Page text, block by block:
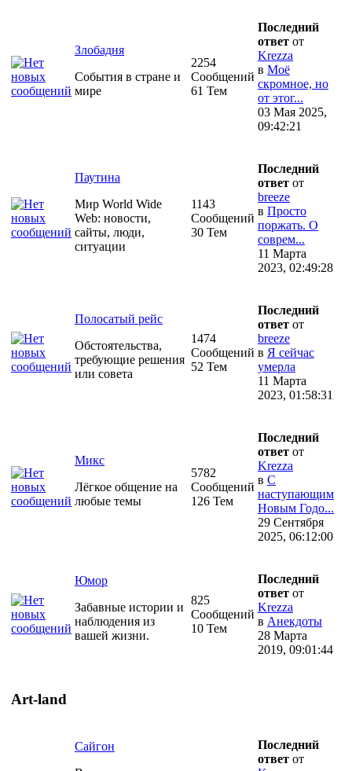
Злобадня
События в стране и
мире
2254
Сообщений
61 Тем
Последний
ответ от
Krezza
в Моё
скромное, но
от этог...
03 Мая 2025,
09:42:21
Паутина
Мир World Wide
Web: новости,
сайты, люди,
ситуации
1143
Сообщений
30 Тем
Последний
ответ от
breeze
в Просто
поржать. О
соврем...
11 Марта
2023, 02:49:28
Полосатый рейс
Обстоятельства,
требующие решения
или совета
1474
Сообщений
52 Тем
Последний
ответ от
breeze
в Я сейчас
умерла
11 Марта
2023, 01:58:31
Микс
Лёгкое общение на
любые темы
5782
Сообщений
126 Тем
Последний
ответ от
Krezza
в С
наступающим
Новым Годо...
29 Сентября
2025, 06:12:00
Юмор
Забавные истории и
наблюдения из
вашей жизни.
825
Сообщений
10 Тем
Последний
ответ от
Krezza
в Анекдоты
28 Марта
2019, 09:01:44
Art-land
Сайгон
Последний
ответ от